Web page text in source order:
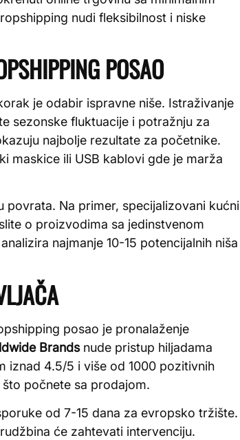
nudi fleksibilnost i niske
POSAO
je odabir ispravne niše. Istraživanje
sezonske fluktuacije i potražnju za
najbolje rezultate za početnike.
maskice ili USB kablovi gde je marža
povrata. Na primer, specijalizovani kućni
o proizvodima sa jedinstvenom
najmanje 10-15 potencijalnih niša
posao je pronalaženje
Brandsnude pristup hiljadama
iznad 4.5/5 i više od 1000 pozitivnih
počnete sa prodajom.
od 7-15 dana za evropsko tržište.
će zahtevati intervenciju.